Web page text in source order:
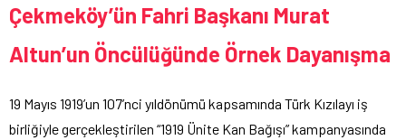
Çekmeköy’ün Fahri Başkanı Murat
Altun’un Öncülüğünde Örnek Dayanışma
19 Mayıs 1919’un 107’nci yıldönümü kapsamında Türk Kızılayı iş
birliğiyle gerçekleştirilen “1919 Ünite Kan Bağışı” kampanyasında